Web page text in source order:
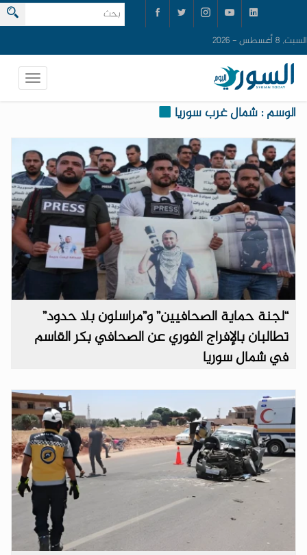
السبت, 8 أغسطس - 2026
الوسم : شمال غرب سوريا
“لجنة حماية الصحافيين” و”مراسلون بلا حدود”
تطالبان بالإفراج الفوري عن الصحافي بكر القاسم
في شمال سوريا